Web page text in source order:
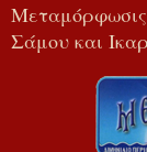
Σάμου και